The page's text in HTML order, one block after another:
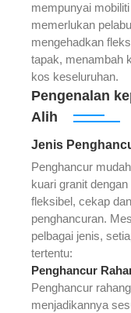
mempunyai
memerlukan
mengehadkan
tapak, menambah
kos keseluruhan.
Pengenalan
Alih
Jenis
Penghancur
kuari granit
fleksibel, cekap
penghancuran.
pelbagai jenis,
tertentu:
Penghancur
Penghancur
menjadikannya